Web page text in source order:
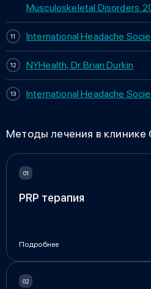
Musculoskeletal Disorders.
International Headache
NYHealth, Dr. Brian Durkin
International Headache
Методы лечения в
PRP терапия
Подробнее